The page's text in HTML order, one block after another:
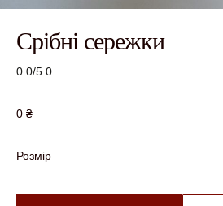
Срібні сережки
0.0/5.0
0 ₴
Розмір